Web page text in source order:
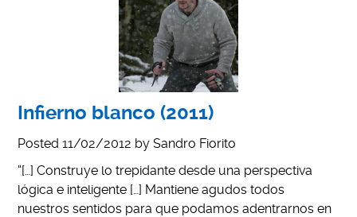
Infierno blanco (2011)
Posted11/02/2012 bySandro Fiorito
“[…] Construye lo trepidante desde una perspectiva
lógica e inteligente […] Mantiene agudos todos
nuestros sentidos para que podamos adentrarnos en